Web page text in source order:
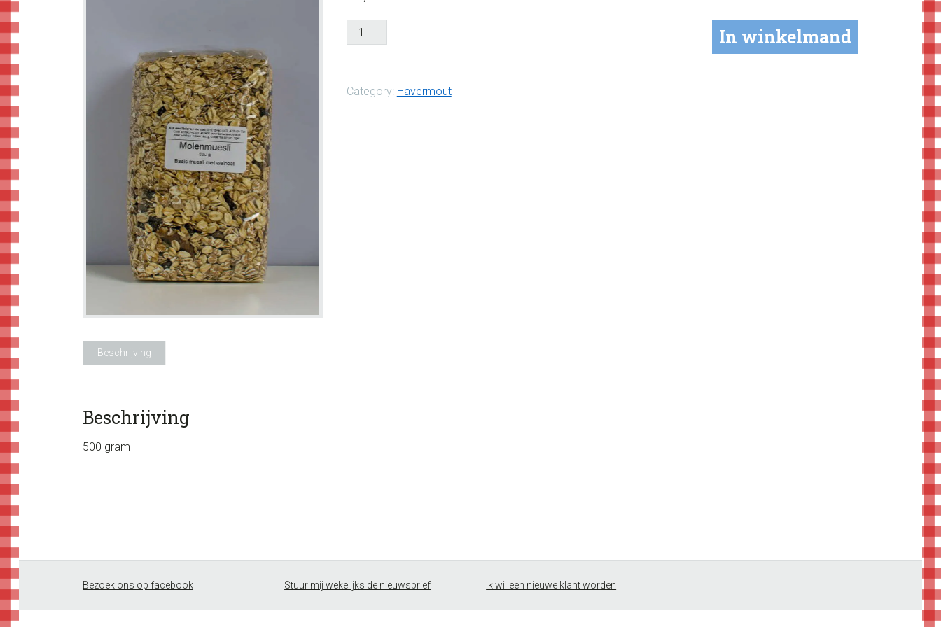
Molenmuesli
aantal
In winkelmand
Category: Havermout
Beschrijving
Beschrijving
500 gram
Footer Bezoek ons op facebook Stuur mij wekelijks de nieuwsbrief Ik wil een nieuwe klant worden